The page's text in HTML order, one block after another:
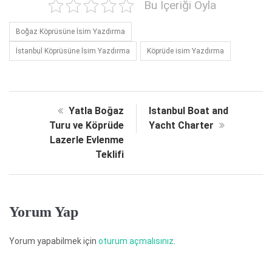
Bu İçeriği Oyla
Boğaz Köprüsüne İsim Yazdırma
İstanbul Köprüsüne İsim Yazdırma Köprüde isim Yazdırma
Yatla Boğaz
Turu ve Köprüde
Lazerle Evlenme
Teklifi
Istanbul Boat and
Yacht Charter
Yorum Yap
Yorum yapabilmek için oturum açmalısınız